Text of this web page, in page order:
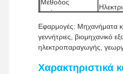
Μέθοδος
εκκίνησης
Ελάχιστη
ποσότητα
παραγγελίας
1
πληρωμής
Εφαρμογές: Μηχανήματα
γεννήτριες, βιομηχανικό
ηλεκτροπαραγωγής,
Χαρακτηριστικά